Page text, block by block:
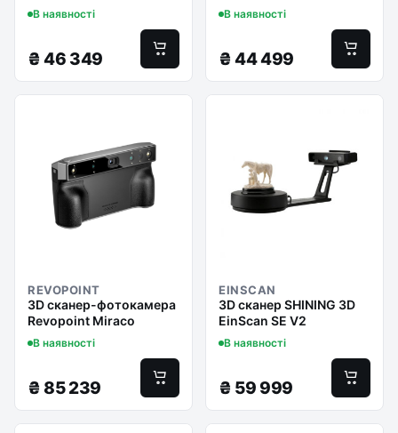
В наявності
₴ 46 349
В наявності
₴ 44 499
REVOPOINT
3D сканер-фотокамера
Revopoint Miraco
В наявності
₴ 85 239
EINSCAN
3D сканер SHINING 3D
EinScan SE V2
В наявності
₴ 59 999